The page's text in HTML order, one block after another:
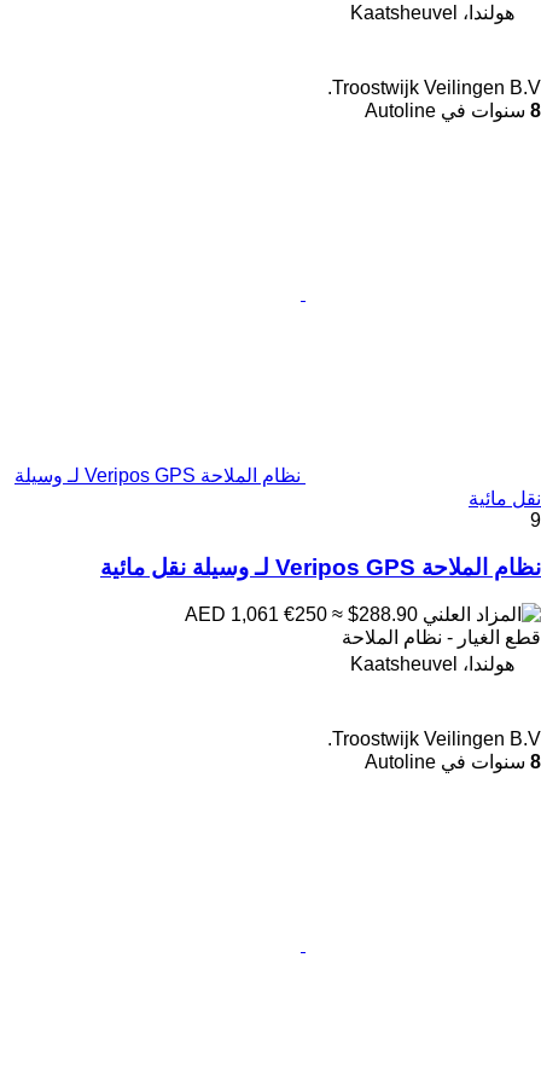
هولندا، Kaatsheuvel
Troostwijk Veilingen B.V.
8 سنوات في Autoline
نظام الملاحة Veripos GPS لـ وسيلة
نقل مائية
9
نظام الملاحة Veripos GPS لـ وسيلة نقل مائية
€250 ≈ $288.90
قطع الغيار - نظام الملاحة
هولندا، Kaatsheuvel
Troostwijk Veilingen B.V.
8 سنوات في Autoline